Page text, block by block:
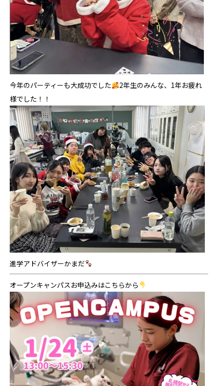
今年のパーティーも大成功でした
2年生のみんな、1年お疲れ
様でした！！
進学アドバイザーかまだ
オープンキャンパスお申込みはこちらから